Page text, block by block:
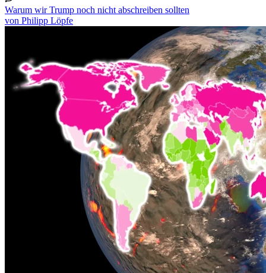
Warum wir Trump noch nicht abschreiben sollten
von Philipp Löpfe